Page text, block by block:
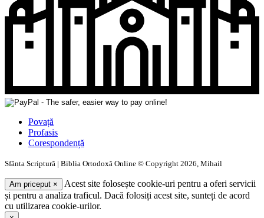
Povață
Profasis
Corespondență
Sfânta Scriptură | Biblia Ortodoxă Online © Copyright 2026, Mihail
Am priceput ×
Acest site folosește cookie-uri pentru a oferi servicii
și pentru a analiza traficul. Dacă folosiți acest site, sunteți de acord
cu utilizarea cookie-urilor.